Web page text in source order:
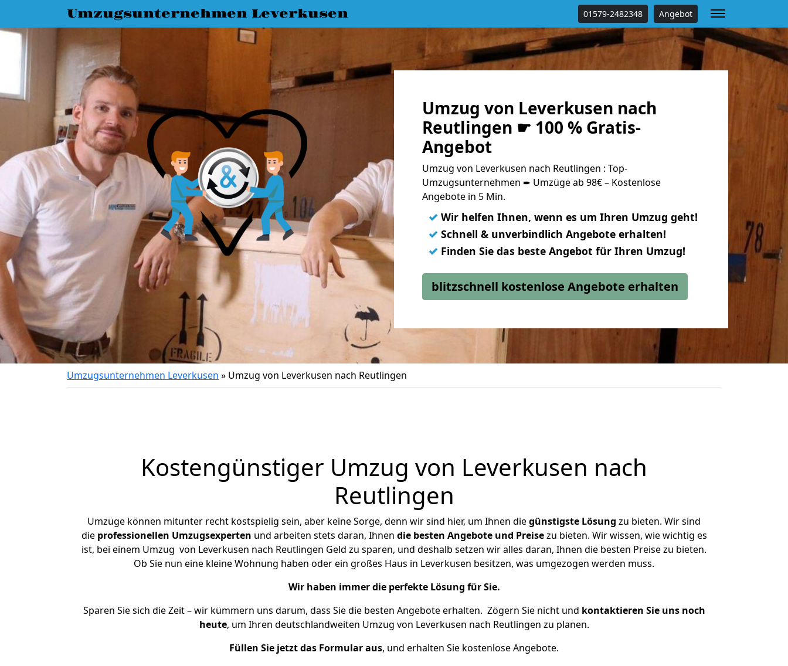
Umzugsunternehmen Leverkusen 01579-2482348 Angebot
Umzug von Leverkusen nach
Reutlingen ☛ 100 % Gratis-
Angebot
Umzug von Leverkusen nach Reutlingen : Top-
Umzugsunternehmen ➨ Umzüge ab 98€ – Kostenlose
Angebote in 5 Min.
✓ Wir helfen Ihnen, wenn es um Ihren Umzug geht!
✓ Schnell & unverbindlich Angebote erhalten!
✓ Finden Sie das beste Angebot für Ihren Umzug!
blitzschnell kostenlose Angebote erhalten
Umzugsunternehmen Leverkusen » Umzug von Leverkusen nach Reutlingen
Kostengünstiger Umzug von Leverkusen nach
Reutlingen
Umzüge können mitunter recht kostspielig sein, aber keine Sorge, denn wir sind hier, um Ihnen diegünstigste Lösung zu bieten. Wir sind
die professionellen Umzugsexperten und arbeiten stets daran, Ihnen die besten Angebote und Preisezu bieten. Wir wissen, wie wichtig es
ist, bei einem Umzug von Leverkusen nach Reutlingen Geld zu sparen, und deshalb setzen wir alles daran, Ihnen die besten Preise zu bieten.
Ob Sie nun eine kleine Wohnung haben oder ein großes Haus in Leverkusen besitzen, was umgezogen werden muss.
Wir haben immer die perfekte Lösung für Sie.
Sparen Sie sich die Zeit – wir kümmern uns darum, dass Sie die besten Angebote erhalten. Zögern Sie nicht und kontaktieren Sie uns noch
heute, um Ihren deutschlandweiten Umzug von Leverkusen nach Reutlingen zu planen.
Füllen Sie jetzt das Formular aus, und erhalten Sie kostenlose Angebote.